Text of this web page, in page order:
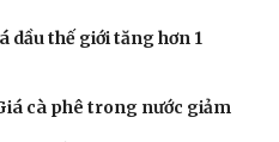
dầu thế giới tăng hơn 1
cà phê trong nước giảm